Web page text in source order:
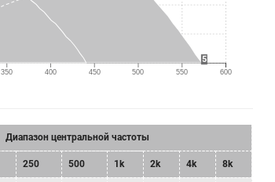
350 400 450 500 550 600
5
Диапазон центральной частоты
250 500 1k 2k 4k 8k